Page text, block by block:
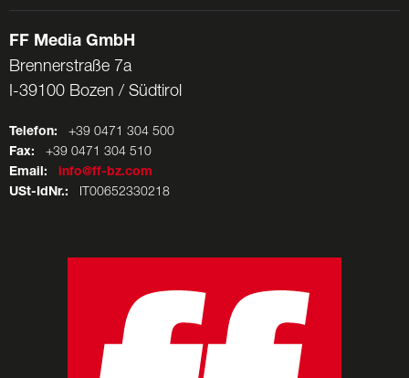
FF Media GmbH
Brennerstraße 7a
I-39100 Bozen / Südtirol
Telefon: +39 0471 304 500
Fax: +39 0471 304 510
Email:
info@ff-bz.com
USt-IdNr.: IT00652330218